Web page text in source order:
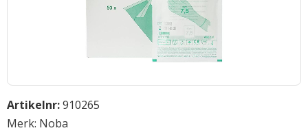
Artikelnr:910265
Merk: Noba
naar
het